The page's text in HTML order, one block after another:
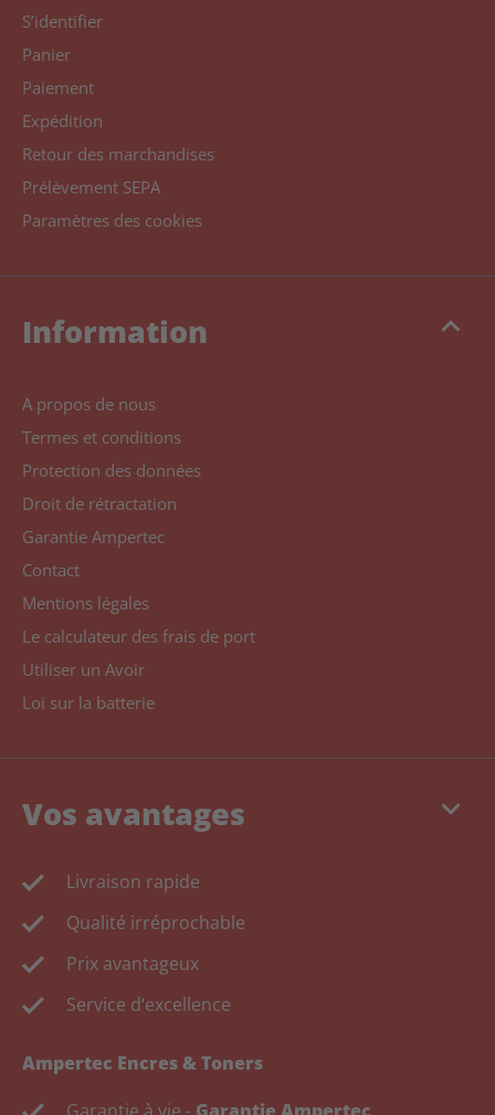
S’identifier
Panier
Paiement
Expédition
Retour des marchandises
Prélèvement SEPA
Paramètres des cookies
keyboard_arrow_up
Information
A propos de nous
Termes et conditions
Protection des données
Droit de rétractation
Garantie Ampertec
Contact
Mentions légales
Le calculateur des frais de port
Utiliser un Avoir
Loi sur la batterie
keyboard_arrow_down
Vos avantages
Livraison rapide
Qualité irréprochable
Prix avantageux
Service d‘excellence
Ampertec Encres & Toners